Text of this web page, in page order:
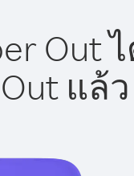
Out
แล้